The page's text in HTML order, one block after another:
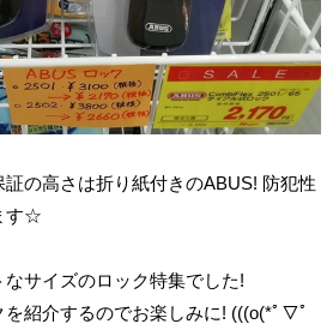
の高さは折り紙付きのABUS! 防犯性
す☆
サイズのロック特集でした!
紹介するのでお楽しみに! (((o(*ﾟ▽ﾟ